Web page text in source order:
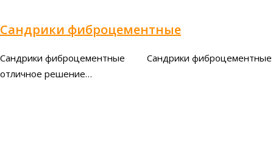
Сандрики фиброцементные
Сандрики фиброцементные Сандрики фиброцементные
отличное решение…